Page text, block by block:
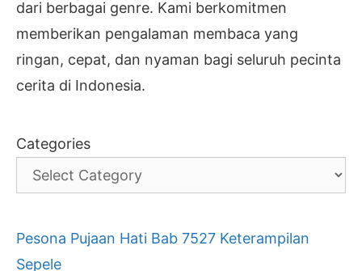
dari berbagai genre. Kami berkomitmen
memberikan pengalaman membaca yang
ringan, cepat, dan nyaman bagi seluruh pecinta
cerita di Indonesia.
Categories
Pesona Pujaan Hati Bab 7527 Keterampilan
Sepele